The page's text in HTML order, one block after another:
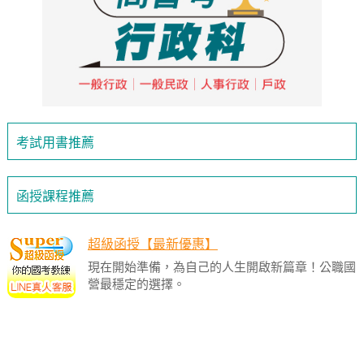
考試用書推薦
函授課程推薦
超級函授【最新優惠】
現在開始準備，為自己的人生開啟新篇章！公職國
營最穩定的選擇。